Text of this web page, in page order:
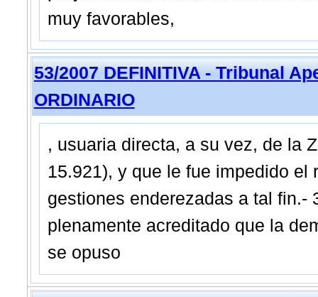
muy favorables,
53/2007 DEFINITIVA - Tribunal
ORDINARIO
, usuaria directa, a su vez, de la
15.921), y que le fue impedido
gestiones enderezadas a tal fin.-
plenamente acreditado que la
se opuso